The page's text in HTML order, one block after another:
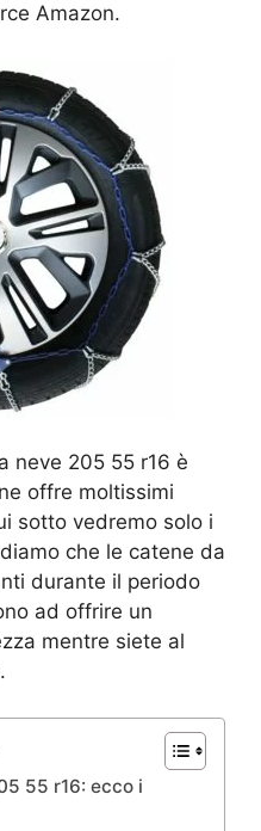
Amazon.
neve 205 55 r16 è
offre moltissimi
sotto vedremo solo i
che le catene da
durante il periodo
ad offrire un
mentre siete al
55 r16: ecco i